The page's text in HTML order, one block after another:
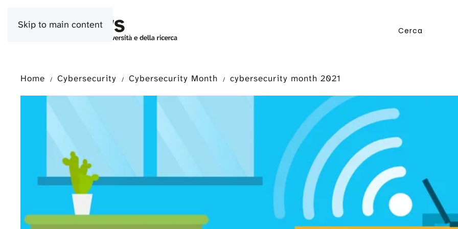
Skip to main content
Home Cybersecurity Cybersecurity Month cybersecurity month 2021